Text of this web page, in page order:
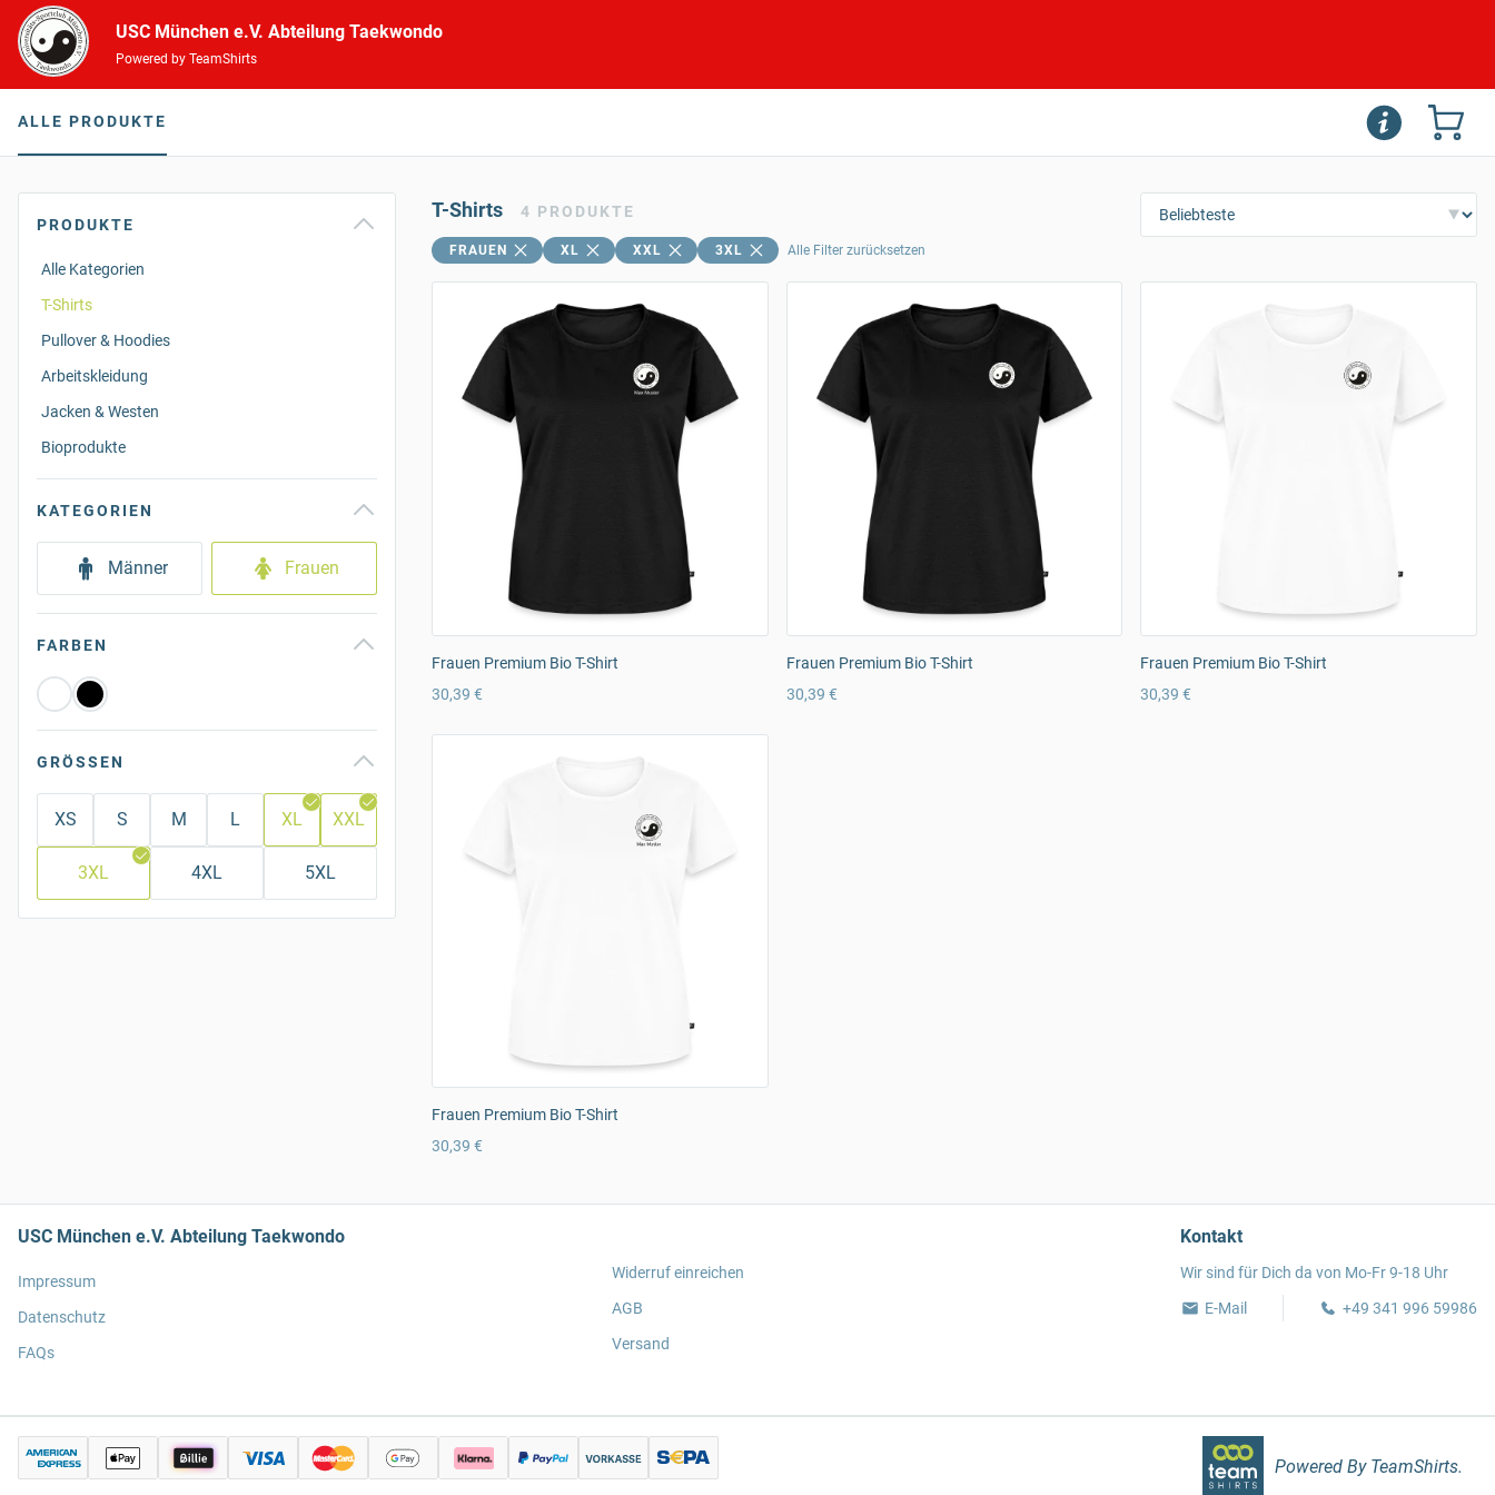
USC München e.V. Abteilung Taekwondo
Powered by TeamShirts
ALLE PRODUKTE
PRODUKTE
Alle Kategorien
T-Shirts
Pullover & Hoodies
Arbeitskleidung
Jacken & Westen
Bioprodukte
KATEGORIEN
Männer Frauen
FARBEN
GRÖSSEN
XS S M L XL XXL
3XL 4XL 5XL
T-Shirts 4 PRODUKTE
FRAUEN XL XXL 3XL Alle Filter zurücksetzen
Frauen Premium Bio T-Shirt
30,39 €
Frauen Premium Bio T-Shirt
30,39 €
Frauen Premium Bio T-Shirt
30,39 €
Frauen Premium Bio T-Shirt
30,39 €
USC München e.V. Abteilung Taekwondo
Impressum
Datenschutz
FAQs
Widerruf einreichen
AGB
Versand
Kontakt
Wir sind für Dich da von Mo-Fr 9-18 Uhr
E-Mail
+49 341 996 59986
Powered By TeamShirts.